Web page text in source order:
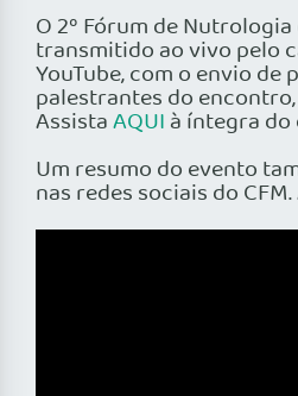
O 2º Fórum de
transmitido ao vivo pelo
YouTube, com o envio de
palestrantes do
AssistaAQUI à íntegra do
Um resumo do evento
nas redes sociais do